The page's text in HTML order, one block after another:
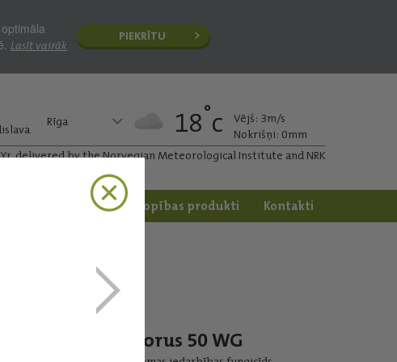
Lasīt vairāk
PIEKRĪTU
Rīga 18°c
Vējš: 3m/s
Nokrišņi: 0mm
delivered by the Norvegian Meteorological Institute and NRK
Dārzkopības produkti Kontakti
Chorus 50 WG